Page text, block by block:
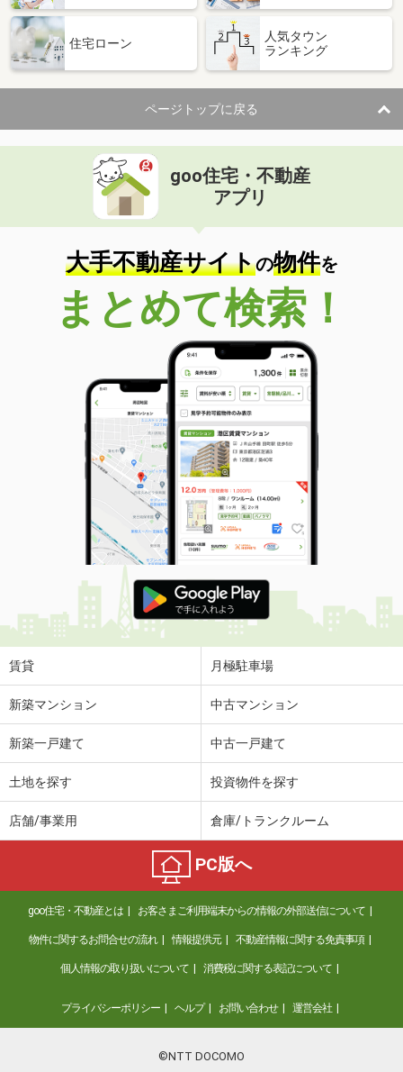
住宅ローン
人気タウン
ランキング
ページトップに戻る
goo住宅・不動産
アプリ
大手不動産サイトの物件を
まとめて検索！
賃貸 月極駐車場
新築マンション 中古マンション
新築一戸建て 中古一戸建て
土地を探す 投資物件を探す
店舗/事業用 倉庫/トランクルーム
PC版へ
goo住宅・不動産とは お客さまご利用端末からの情報の外部送信について
物件に関するお問合せの流れ 情報提供元 不動産情報に関する免責事項
個人情報の取り扱いについて 消費税に関する表記について
プライバシーポリシー ヘルプ お問い合わせ 運営会社
©NTT DOCOMO